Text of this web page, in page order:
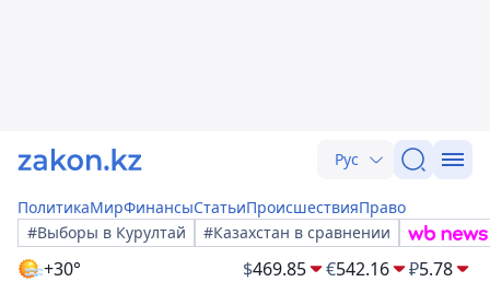
Рус
ПолитикаМирФинансыСтатьиПроисшествияПраво
#Выборы в Курултай
#Казахстан в сравнении
+30° $469.85 €542.16 ₽5.78